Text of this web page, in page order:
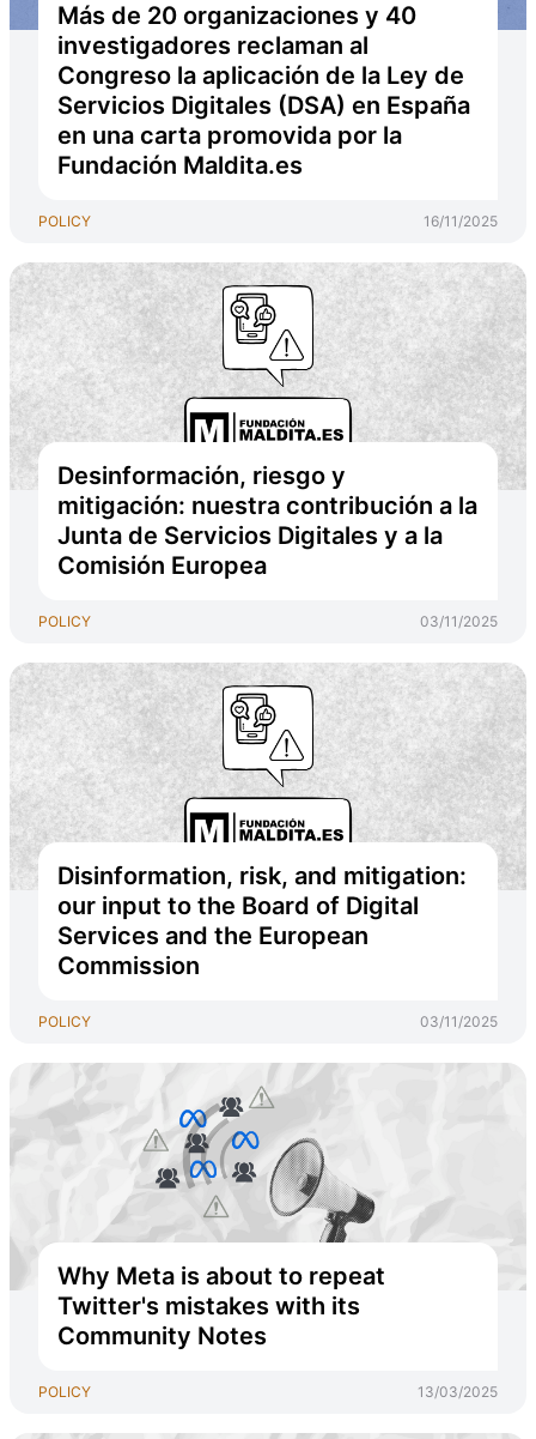
Más de 20 organizaciones y 40
investigadores reclaman al
Congreso la aplicación de la Ley de
Servicios Digitales (DSA) en España
en una carta promovida por la
Fundación Maldita.es
POLICY 16/11/2025
Desinformación, riesgo y
mitigación: nuestra contribución a la
Junta de Servicios Digitales y a la
Comisión Europea
POLICY 03/11/2025
Disinformation, risk, and mitigation:
our input to the Board of Digital
Services and the European
Commission
POLICY 03/11/2025
Why Meta is about to repeat
Twitter's mistakes with its
Community Notes
POLICY 13/03/2025